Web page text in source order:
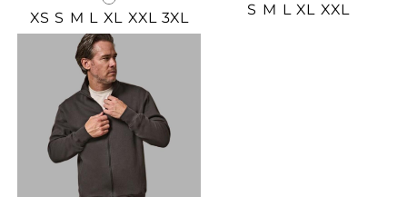
XS S M L XL XXL 3XL S M L XL XXL